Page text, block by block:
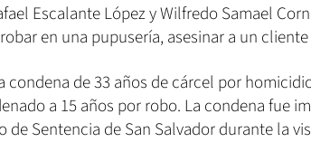
Escalante López y Wilfredo Samael
en una pupusería, asesinar a un
condena de 33 años de cárcel por
a 15 años por robo. La condena fue
de Sentencia de San Salvador durante la